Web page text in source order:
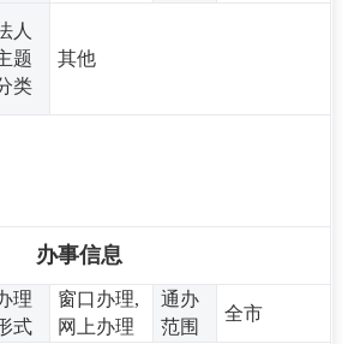
人
题
类
其他
办事信息
理
式
窗口办理,
网上办理
通办
范围
全市